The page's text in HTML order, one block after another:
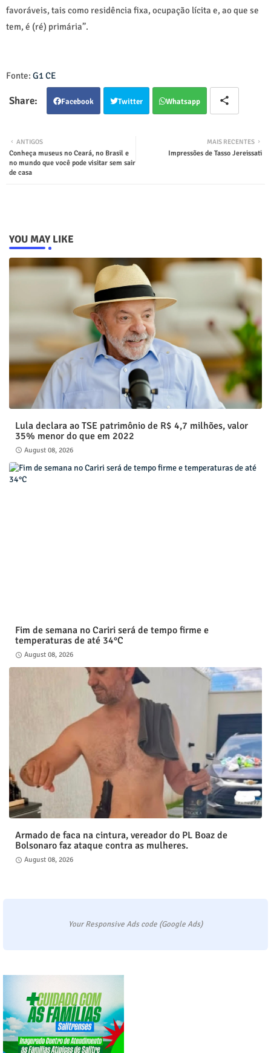
favoráveis, tais como residência fixa, ocupação lícita e, ao que se
tem, é (ré) primária”.
Fonte: G1 CE
Facebook Twitter Whatsapp
MAIS RECENTES
Impressões de Tasso Jereissati
ANTIGOS
Conheça museus no Ceará, no Brasil e
no mundo que você pode visitar sem sair
de casa
YOU MAY LIKE
Lula declara ao TSE patrimônio de R$ 4,7 milhões, valor
35% menor do que em 2022
August 08, 2026
Fim de semana no Cariri será de tempo firme e
temperaturas de até 34°C
August 08, 2026
Armado de faca na cintura, vereador do PL Boaz de
Bolsonaro faz ataque contra as mulheres.
August 08, 2026
Your Responsive Ads code (Google Ads)